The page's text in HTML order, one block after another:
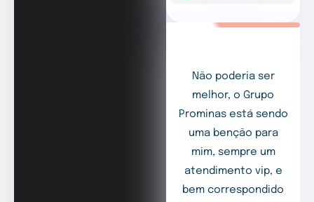
Não poderia ser
melhor, o Grupo
Prominas está sendo
uma benção para
mim, sempre um
atendimento vip, e
bem correspondido